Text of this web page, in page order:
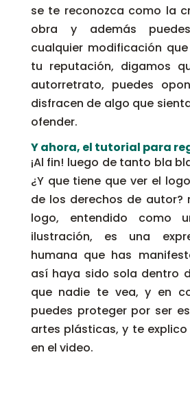
se te reconozca como la
obra y además
cualquier modificación
tu reputación, digamos
autorretrato, puedes
disfracen de algo que
ofender.
Y ahora, el tutorial para
¡Al fin! luego de tanto bla
¿Y que tiene que ver el
de los derechos de autor?
logo, entendido como
ilustración, es una
humana que has
así haya sido sola dentro
que nadie te vea, y en
puedes proteger por ser
artes plásticas, y te
en el video.